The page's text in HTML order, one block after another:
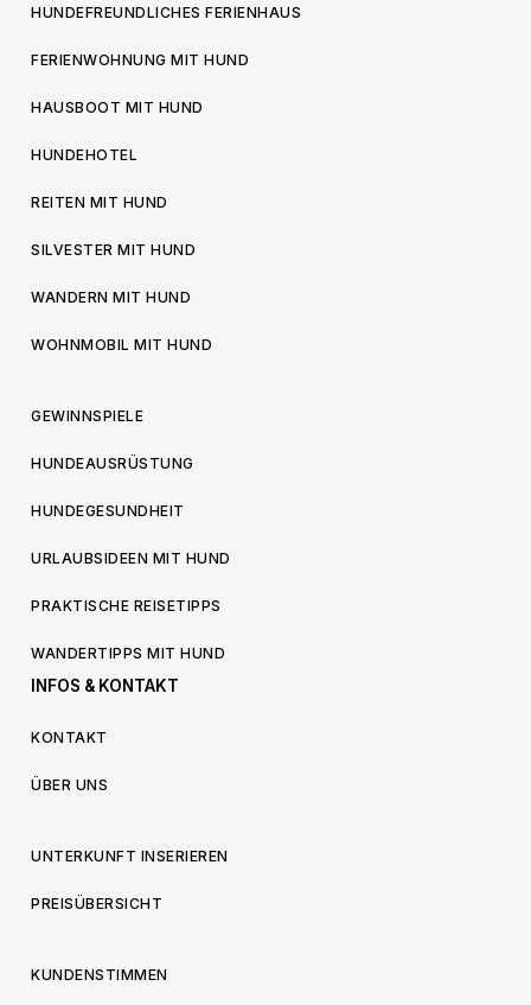
HUNDEFREUNDLICHES FERIENHAUS
FERIENWOHNUNG MIT HUND
HAUSBOOT MIT HUND
HUNDEHOTEL
REITEN MIT HUND
SILVESTER MIT HUND
WANDERN MIT HUND
WOHNMOBIL MIT HUND
GEWINNSPIELE
HUNDEAUSRÜSTUNG
HUNDEGESUNDHEIT
URLAUBSIDEEN MIT HUND
PRAKTISCHE REISETIPPS
WANDERTIPPS MIT HUND
INFOS & KONTAKT
KONTAKT
ÜBER UNS
UNTERKUNFT INSERIEREN
PREISÜBERSICHT
KUNDENSTIMMEN